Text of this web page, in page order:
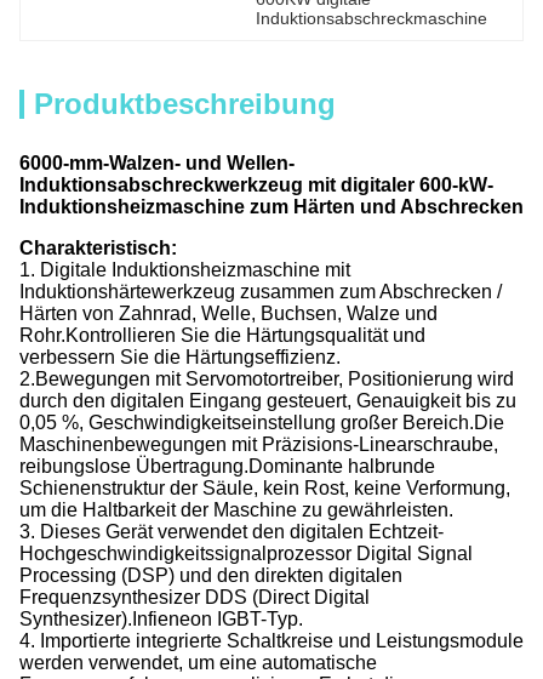
Induktionsabschreckmaschine
Produktbeschreibung
6000-mm-Walzen- und Wellen-
Induktionsabschreckwerkzeug mit digitaler 600-kW-
Induktionsheizmaschine zum Härten und Abschrecken
Charakteristisch:
1. Digitale Induktionsheizmaschine mit
Induktionshärtewerkzeug zusammen zum Abschrecken /
Härten von Zahnrad, Welle, Buchsen, Walze und
Rohr.Kontrollieren Sie die Härtungsqualität und
verbessern Sie die Härtungseffizienz.
2.Bewegungen mit Servomotortreiber, Positionierung wird
durch den digitalen Eingang gesteuert, Genauigkeit bis zu
0,05 %, Geschwindigkeitseinstellung großer Bereich.Die
Maschinenbewegungen mit Präzisions-Linearschraube,
reibungslose Übertragung.Dominante halbrunde
Schienenstruktur der Säule, kein Rost, keine Verformung,
um die Haltbarkeit der Maschine zu gewährleisten.
3. Dieses Gerät verwendet den digitalen Echtzeit-
Hochgeschwindigkeitssignalprozessor Digital Signal
Processing (DSP) und den direkten digitalen
Frequenzsynthesizer DDS (Direct Digital
Synthesizer).Infieneon IGBT-Typ.
4. Importierte integrierte Schaltkreise und Leistungsmodule
werden verwendet, um eine automatische